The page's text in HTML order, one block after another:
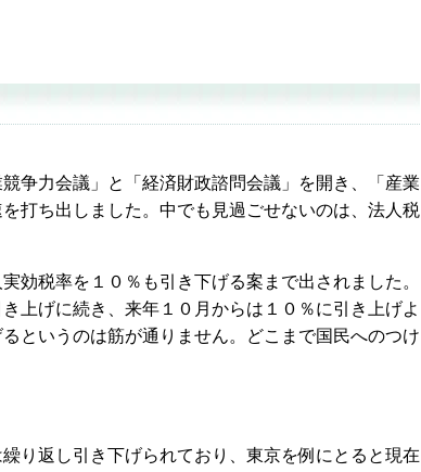
争力会議」と「経済財政諮問会議」を開き、「産業
打ち出しました。中でも見過ごせないのは、法人税
効税率を１０％も引き下げる案まで出されました。
上げに続き、来年１０月からは１０％に引き上げよ
というのは筋が通りません。どこまで国民へのつけ
り返し引き下げられており、東京を例にとると現在